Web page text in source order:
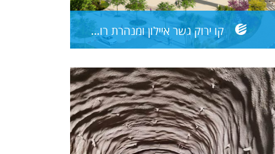
קו ירוק גשר איילון ומנהרת רוזנפלד